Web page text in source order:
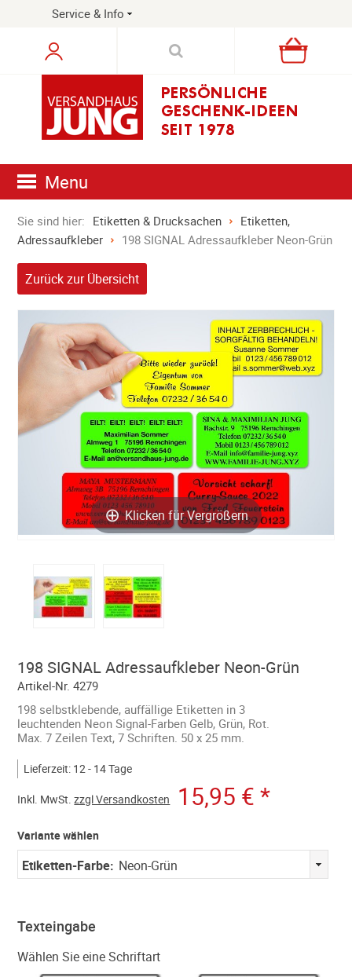
Service & Info
Warenkorb
Menu
Sie sind hier: Etiketten & Drucksachen
Etiketten,
Adressaufkleber
198 SIGNAL Adressaufkleber Neon-Grün
Zurück zur Übersicht
Klicken für Vergrößern
198 SIGNAL Adressaufkleber Neon-Grün
Artikel-Nr. 4279
198 selbstklebende, auffällige Etiketten in 3
leuchtenden Neon Signal-Farben Gelb, Grün, Rot.
Max. 7 Zeilen Text, 7 Schriften. 50 x 25 mm.
Lieferzeit: 12 - 14 Tage
15,95 € *
Inkl. MwSt.zzgl Versandkosten
Variante wählen
Etiketten-Farbe: Neon-Grün
Texteingabe
Wählen Sie eine Schriftart